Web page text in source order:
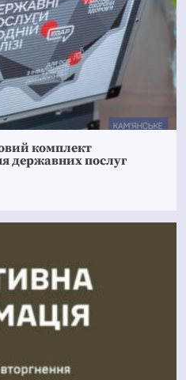
комплект
державних послуг